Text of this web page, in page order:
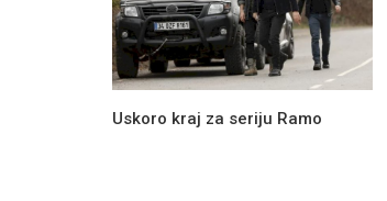
Uskoro kraj za seriju Ramo
Novosti
Mina Demirtas kao
Delikanli – sudbina